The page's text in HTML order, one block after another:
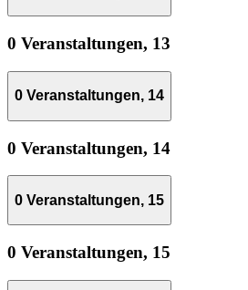
0 Veranstaltungen, 13
0 Veranstaltungen, 14
0 Veranstaltungen, 14
0 Veranstaltungen, 15
0 Veranstaltungen, 15